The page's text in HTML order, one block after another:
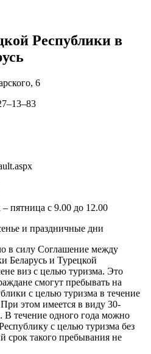
Республики в
6
пятница с 9.00 до 12.00
и праздничные дни
в силу Соглашение между
Беларусь и Турецкой
виз с целью туризма. Это
смогут пребывать на
с целью туризма в течение
этом имеется в виду 30-
В течение одного года можно
с целью туризма без
срок такого пребывания не